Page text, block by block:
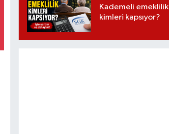
Kademeli emeklilik
kimleri kapsıyor?